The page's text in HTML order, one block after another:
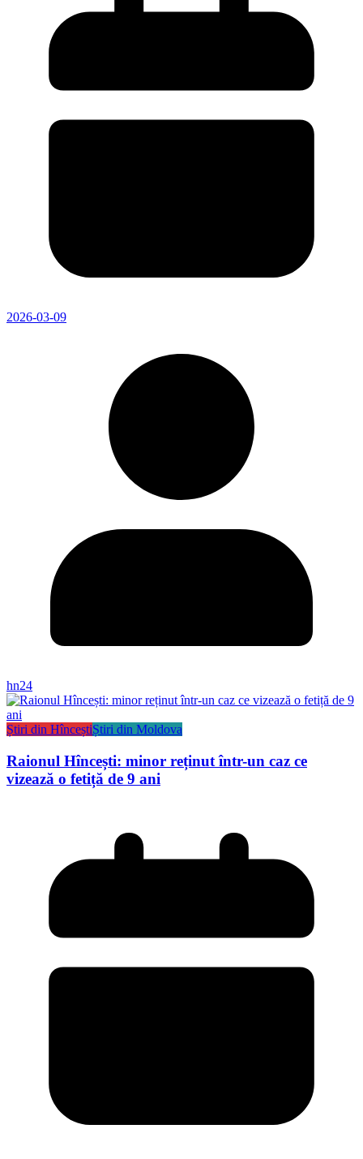
2026-03-09
hn24
Știri din HînceștiȘtiri din Moldova
Raionul Hîncești: minor reținut într-un caz ce
vizează o fetiță de 9 ani